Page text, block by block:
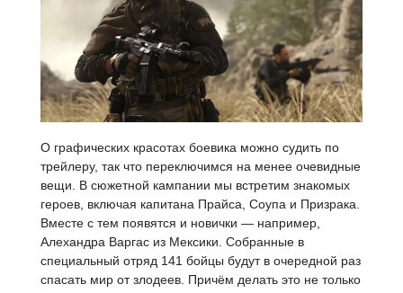
О графических красотах боевика можно судить по
трейлеру, так что переключимся на менее очевидные
вещи. В сюжетной кампании мы встретим знакомых
героев, включая капитана Прайса, Соупа и Призрака.
Вместе с тем появятся и новички — например,
Алехандра Варгас из Мексики. Собранные в
специальный отряд 141 бойцы будут в очередной раз
спасать мир от злодеев. Причём делать это не только